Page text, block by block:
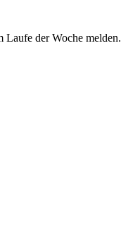
Laufe der Woche melden.